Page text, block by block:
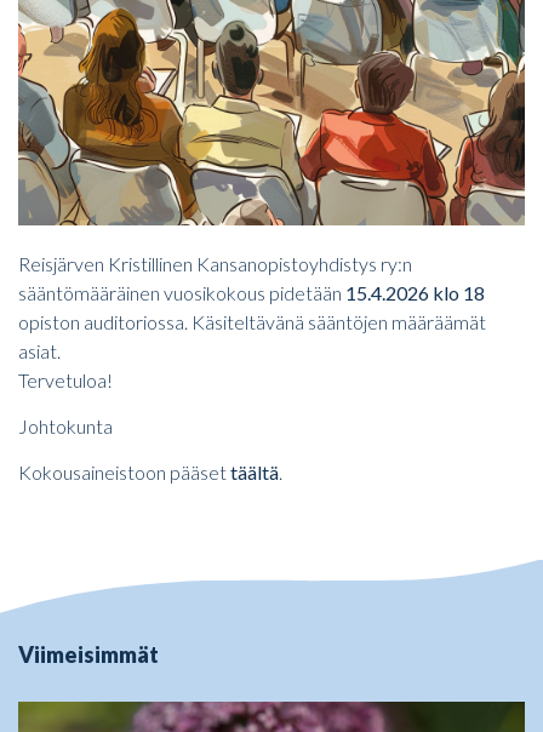
Reisjärven Kristillinen Kansanopistoyhdistys ry:n
sääntömääräinen vuosikokous pidetään 15.4.2026 klo 18
opiston auditoriossa. Käsiteltävänä sääntöjen määräämät
asiat.
Tervetuloa!
Johtokunta
Kokousaineistoon pääsettäältä.
Viimeisimmät